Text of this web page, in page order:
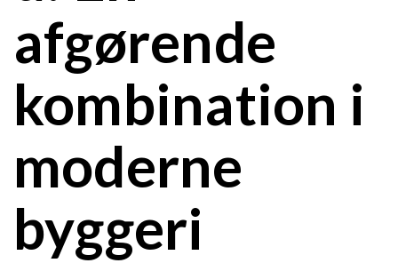
afgørende
kombination i
moderne
byggeri